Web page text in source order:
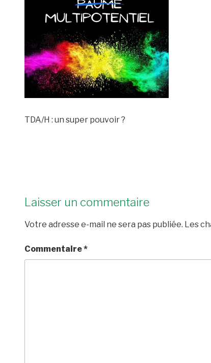
TDA/H : un super pouvoir ?
Laisser un commentaire
Votre adresse e-mail ne sera pas publiée. Les
Commentaire*